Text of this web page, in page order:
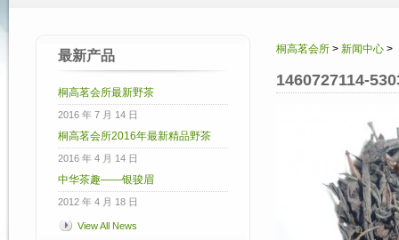
桐高茗会所 > 新闻中心 >
1460727114-
最新产品
桐高茗会所最新野茶
2016 年 7 月 14 日
桐高茗会所2016年最新精品野茶
2016 年 4 月 14 日
中华茶趣——银骏眉
2012 年 4 月 18 日
View All News